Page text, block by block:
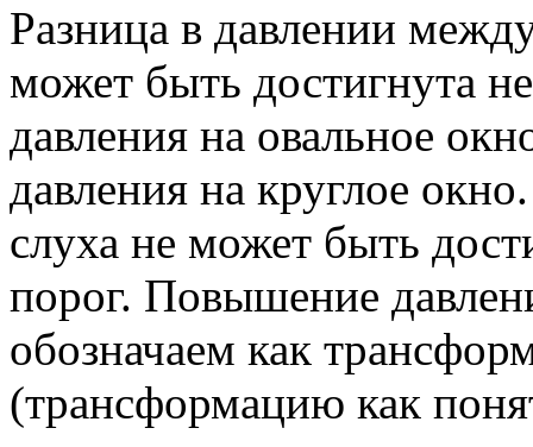
Разница в давлении
может быть достигнута
давления на овальное
давления на круглое
слуха не может быть
порог. Повышение
обозначаем как
(трансформацию как